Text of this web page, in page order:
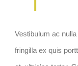
Vestibulum ac
fringilla ex quis